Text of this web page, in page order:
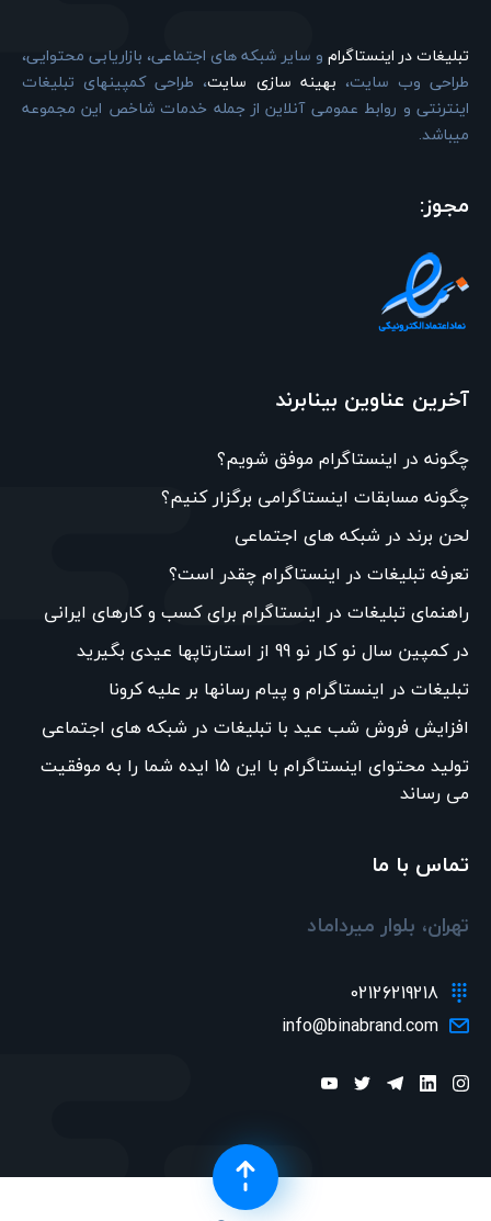
تبلیغات در اینستاگرام و سایر شبکه های اجتماعی، بازاریابی محتوایی،
طراحی وب سایت، بهینه سازی سایت، طراحی کمپینهای تبلیغات
اینترنتی و روابط عمومی آنلاین از جمله خدمات شاخص این مجموعه
میباشد.
مجوز:
آخرین عناوین بینابرند
چگونه در اینستاگرام موفق شویم؟
چگونه مسابقات اینستاگرامی برگزار کنیم؟
لحن برند در شبکه های اجتماعی
تعرفه تبلیغات در اینستاگرام چقدر است؟
راهنمای تبلیغات در اینستاگرام برای کسب و کارهای ایرانی
در کمپین سال نو کار نو 99 از استارتاپها عیدی بگیرید
تبلیغات در اینستاگرام و پیام رسانها بر علیه کرونا
افزایش فروش شب عید با تبلیغات در شبکه های اجتماعی
تولید محتوای اینستاگرام با این 15 ایده شما را به موفقیت
می رساند
تماس با ما
تهران، بلوار میرداماد
02126219218
info@binabrand.com